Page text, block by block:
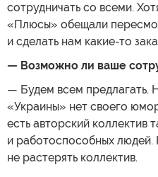
сотрудничать со всеми.
«Плюсы» обещали
и сделать нам какие-то
— Возможно ли ваше
— Будем всем предлагать.
«Украины» нет своего
есть авторский коллектив
и работоспособных
не растерять коллектив.